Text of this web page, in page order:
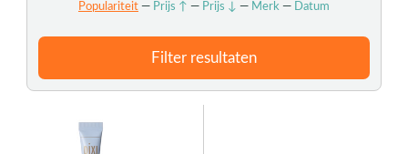
Populariteit— Prijs ↑ — Prijs ↓ — Merk— Datum
Filter resultaten